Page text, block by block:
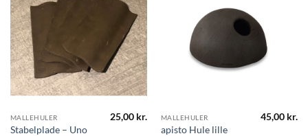
MALLEHULER
Stabelplade – Uno
25,00 kr. MALLEHULER
apisto Hule lille
45,00 kr.